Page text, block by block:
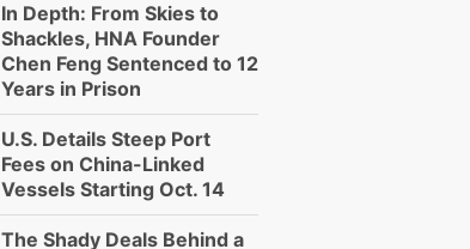
In Depth: From Skies to
Shackles, HNA Founder
Chen Feng Sentenced to 12
Years in Prison
U.S. Details Steep Port
Fees on China-Linked
Vessels Starting Oct. 14
The Shady Deals Behind a